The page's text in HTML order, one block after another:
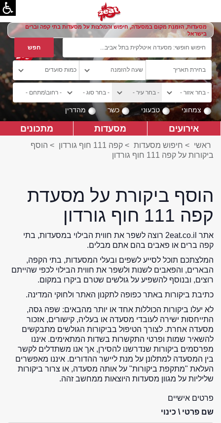
מסעדות, הזמנת מקום במסעדה, חיפוש והמלצות על מסעדות בתי קפה וברים
בישראל
צמחוני טבעוני כשר מהדרין
אירועים מסעדות מתכונים
ראשי > חיפוש מסעדות > קפה 111 חוף גורדון > הוסף
ביקורות על קפה 111 חוף גורדון
הוסף ביקורת על מסעדת
קפה 111 חוף גורדון
אתר 2eat.co.il רוצה לשפר את חווית הבילוי במסעדות, בתי
קפה ברים או פאבים בהם אתם מבלים.
המלצתכם תוכל לסייע לשפים ובעלי המסעדות, בתי הקפה,
הבארים, והפאבים לשנות ולשפר את חווית הבילוי לכפי שהייתם
רוצים, ובנוסף להשפיע על גולשים שטרם ביקרו במקום.
כתיבת ביקורות באתר כפופה לתקנון האתר ולחוקי המדינה.
לא יעלו ביקורות הכוללות אחד או יותר מהבאים: שפה גסה,
התייחסות ישירה לעובדי מסעדה או בעליה, קישורים, אזכור
מסעדה אחרת. לצורך הטיפול בביקורות הגולשים מתבקשים
להשאיר שמות ופרטי התקשרות בשדות המתאימים. איננו
מפרסמים ביקורות שנדרשנו להסירן, אך אנו משתדלים לקשר
בין המסעדה למתלונן על מנת ליישר ההדורים. איננו מאפשרים
העלאת "מתקפת ביקורות" על אותה מסעדה, או צרור ביקורות
שליליות על מגוון מסעדות היוצאות ממחשב זהה.
פרטים אישיים
שם פרטי \ כינוי